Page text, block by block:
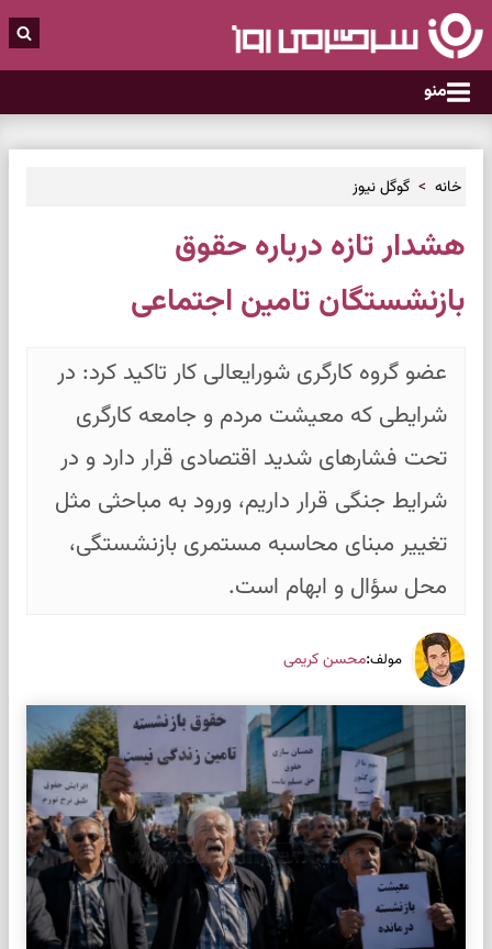
منو
خانه گوگل نیوز
هشدار تازه درباره حقوق
بازنشستگان تامین اجتماعی
عضو گروه کارگری شورایعالی کار تاکید کرد: در
شرایطی که معیشت مردم و جامعه کارگری
تحت فشارهای شدید اقتصادی قرار دارد و در
شرایط جنگی قرار داریم، ورود به مباحثی مثل
تغییر مبنای محاسبه مستمری بازنشستگی،
محل سؤال و ابهام است.
مولف:محسن کریمی